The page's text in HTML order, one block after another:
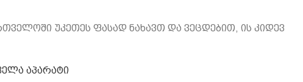
უკეთეს ფასად ნახავთ და ვეცდებით, ის კიდევ
აპარატი